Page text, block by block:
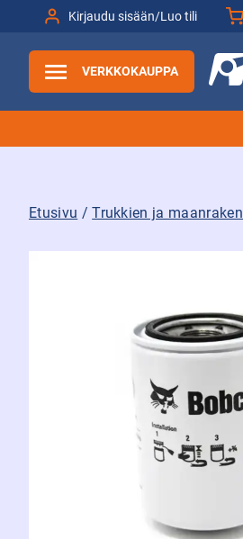
Kirjaudu sisään/Luo tili
VERKKOKAUPPA
Etusivu /